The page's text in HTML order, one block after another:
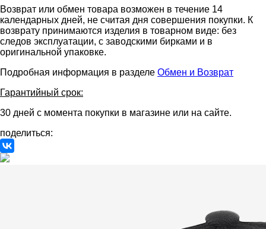
Возврат или обмен товара возможен в течение 14
календарных дней, не считая дня совершения покупки. К
возврату принимаются изделия в товарном виде: без
следов эксплуатации, с заводскими бирками и в
оригинальной упаковке.
Подробная информация в разделе Обмен и Возврат
Гарантийный срок:
30 дней с момента покупки в магазине или на сайте.
поделиться: